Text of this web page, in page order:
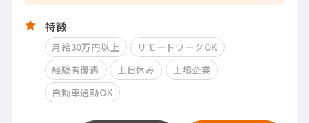
特徴
月給30万円以上
リモートワークOK
経験者優遇
土日休み
上場企業
自動車通勤OK